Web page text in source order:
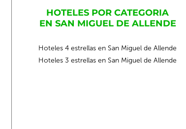
HOTELES POR CATEGORIA
EN SAN MIGUEL DE ALLENDE
Hoteles 4 estrellas en San Miguel de Allende
Hoteles 3 estrellas en San Miguel de Allende